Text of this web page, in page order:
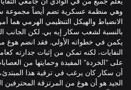
وهي منظمة عسكرية تضم أيضاً مجموعة
الانضباط والهيكل التنظيمي الهرمي هما
بالنسبة لشعب سكار إيه بي. لكن
يكمن في خطواته الأولى. فقد انضم
النفايات، لكنه تمكن من إثبات جدارته
على "الخردة" المفيدة وحمايتها من
أن سكار كان يرغب في ترقية هذا المبتدئ،
الجيد هو أن هوغ من المرتزقة المحترفين